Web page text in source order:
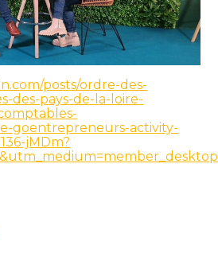
posts/ordre-des-
des-pays-de-la-loire-
goentrepreneurs-activity-
jMDm?